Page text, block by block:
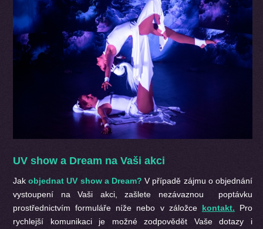
UV show a Dream na Vaši akci
Jakobjednat UV show a Dream? V případě zájmu o objednání
vystoupení na Vaši akci, zašlete nezávaznou poptávku
prostřednictvím formuláře níže nebo v záložce kontakt. Pro
rychlejší komunikaci je možné zodpovědět Vaše dotazy i